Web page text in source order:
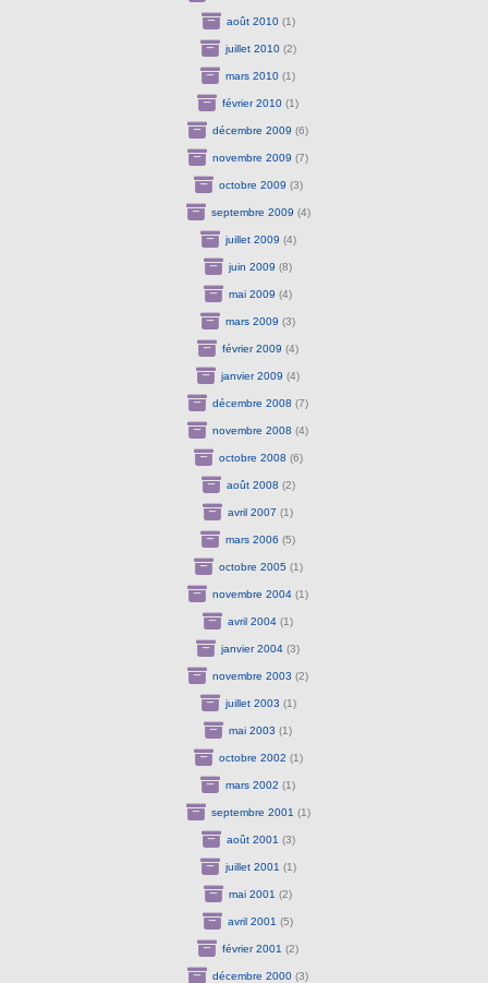
août 2010(1)
juillet 2010(2)
mars 2010 (1)
février 2010 (1)
décembre 2009 (6)
novembre 2009 (7)
octobre 2009 (3)
septembre 2009 (4)
juillet 2009 (4)
juin 2009 (8)
mai 2009 (4)
mars 2009 (3)
février 2009 (4)
janvier 2009 (4)
décembre 2008 (7)
novembre 2008 (4)
octobre 2008 (6)
août 2008 (2)
avril 2007 (1)
mars 2006 (5)
octobre 2005 (1)
novembre 2004 (1)
avril 2004 (1)
janvier 2004 (3)
novembre 2003 (2)
juillet 2003 (1)
mai 2003 (1)
octobre 2002 (1)
mars 2002 (1)
septembre 2001 (1)
août 2001 (3)
juillet 2001 (1)
mai 2001 (2)
avril 2001 (5)
février 2001 (2)
décembre 2000 (3)